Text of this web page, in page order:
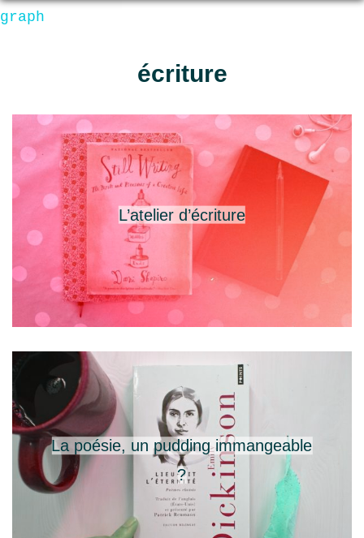
écriture
L’atelier d’écriture
La poésie, un pudding immangeable
?